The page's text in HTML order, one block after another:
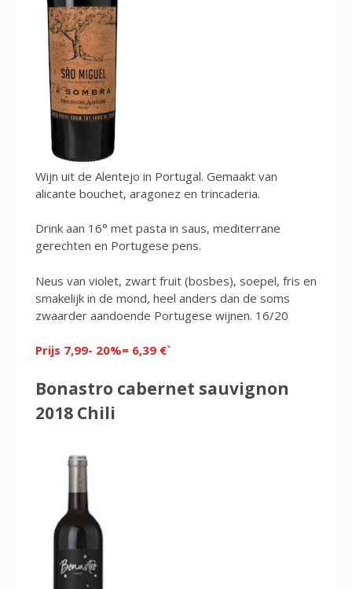
Wijn uit de Alentejo in Portugal. Gemaakt van
alicante bouchet, aragonez en trincaderia.
Drink aan 16° met pasta in saus, mediterrane
gerechten en Portugese pens.
Neus van violet, zwart fruit (bosbes), soepel, fris en
smakelijk in de mond, heel anders dan de soms
zwaarder aandoende Portugese wijnen. 16/20
Prijs 7,99- 20%= 6,39 €`
Bonastro cabernet sauvignon
2018 Chili